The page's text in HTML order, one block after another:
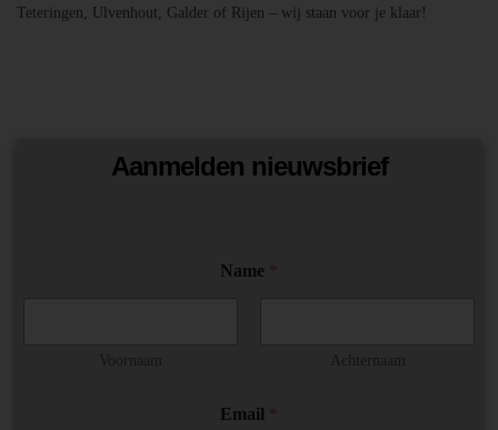
Teteringen, Ulvenhout, Galder of Rijen – wij staan voor je klaar!
Aanmelden nieuwsbrief
Name
a
Email